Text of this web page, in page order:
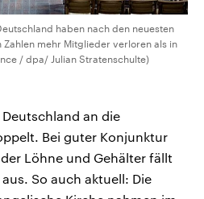
haben nach den neuesten
mehr Mitglieder verloren als in
/ dpa/ Julian Stratenschulte)
an die
Bei guter Konjunktur
Löhne und Gehälter fällt
So auch aktuell: Die